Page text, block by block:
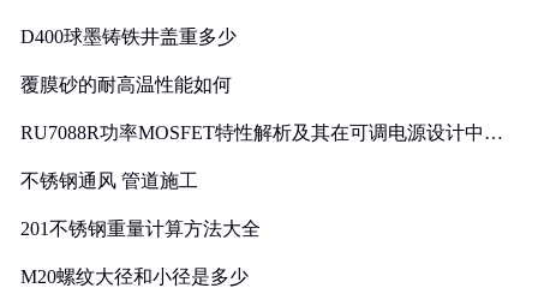
D400球墨铸铁井盖重多少
覆膜砂的耐高温性能如何
RU7088R功率MOSFET特性解析及其在可调电源设计中的
不锈钢通风 管道施工
201不锈钢重量计算方法大全
M20螺纹大径和小径是多少